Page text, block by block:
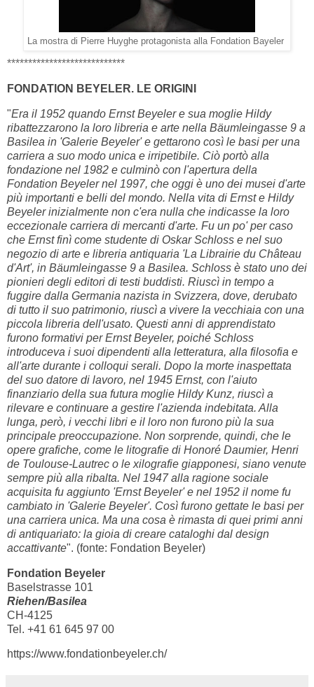
La mostra di Pierre Huyghe protagonista alla Fondation Bayeler
****************************
FONDATION BEYELER. LE ORIGINI
"Era il 1952 quando Ernst Beyeler e sua moglie Hildy
ribattezzarono la loro libreria e arte nella Bäumleingasse 9 a
Basilea in 'Galerie Beyeler' e gettarono così le basi per una
carriera a suo modo unica e irripetibile. Ciò portò alla
fondazione nel 1982 e culminò con l'apertura della
Fondation Beyeler nel 1997, che oggi è uno dei musei d'arte
più importanti e belli del mondo. Nella vita di Ernst e Hildy
Beyeler inizialmente non c'era nulla che indicasse la loro
eccezionale carriera di mercanti d'arte. Fu un po' per caso
che Ernst finì come studente di Oskar Schloss e nel suo
negozio di arte e libreria antiquaria 'La Librairie du Château
d'Art', in Bäumleingasse 9 a Basilea. Schloss è stato uno dei
pionieri degli editori di testi buddisti. Riuscì in tempo a
fuggire dalla Germania nazista in Svizzera, dove, derubato
di tutto il suo patrimonio, riuscì a vivere la vecchiaia con una
piccola libreria dell'usato. Questi anni di apprendistato
furono formativi per Ernst Beyeler, poiché Schloss
introduceva i suoi dipendenti alla letteratura, alla filosofia e
all'arte durante i colloqui serali. Dopo la morte inaspettata
del suo datore di lavoro, nel 1945 Ernst, con l'aiuto
finanziario della sua futura moglie Hildy Kunz, riuscì a
rilevare e continuare a gestire l'azienda indebitata. Alla
lunga, però, i vecchi libri e il loro non furono più la sua
principale preoccupazione. Non sorprende, quindi, che le
opere grafiche, come le litografie di Honoré Daumier, Henri
de Toulouse-Lautrec o le xilografie giapponesi, siano venute
sempre più alla ribalta. Nel 1947 alla ragione sociale
acquisita fu aggiunto 'Ernst Beyeler' e nel 1952 il nome fu
cambiato in 'Galerie Beyeler'. Così furono gettate le basi per
una carriera unica. Ma una cosa è rimasta di quei primi anni
di antiquariato: la gioia di creare cataloghi dal design
accattivante". (fonte: Fondation Beyeler)
Fondation Beyeler
Baselstrasse 101
Riehen/Basilea
CH-4125
Tel. +41 61 645 97 00
https://www.fondationbeyeler.ch/